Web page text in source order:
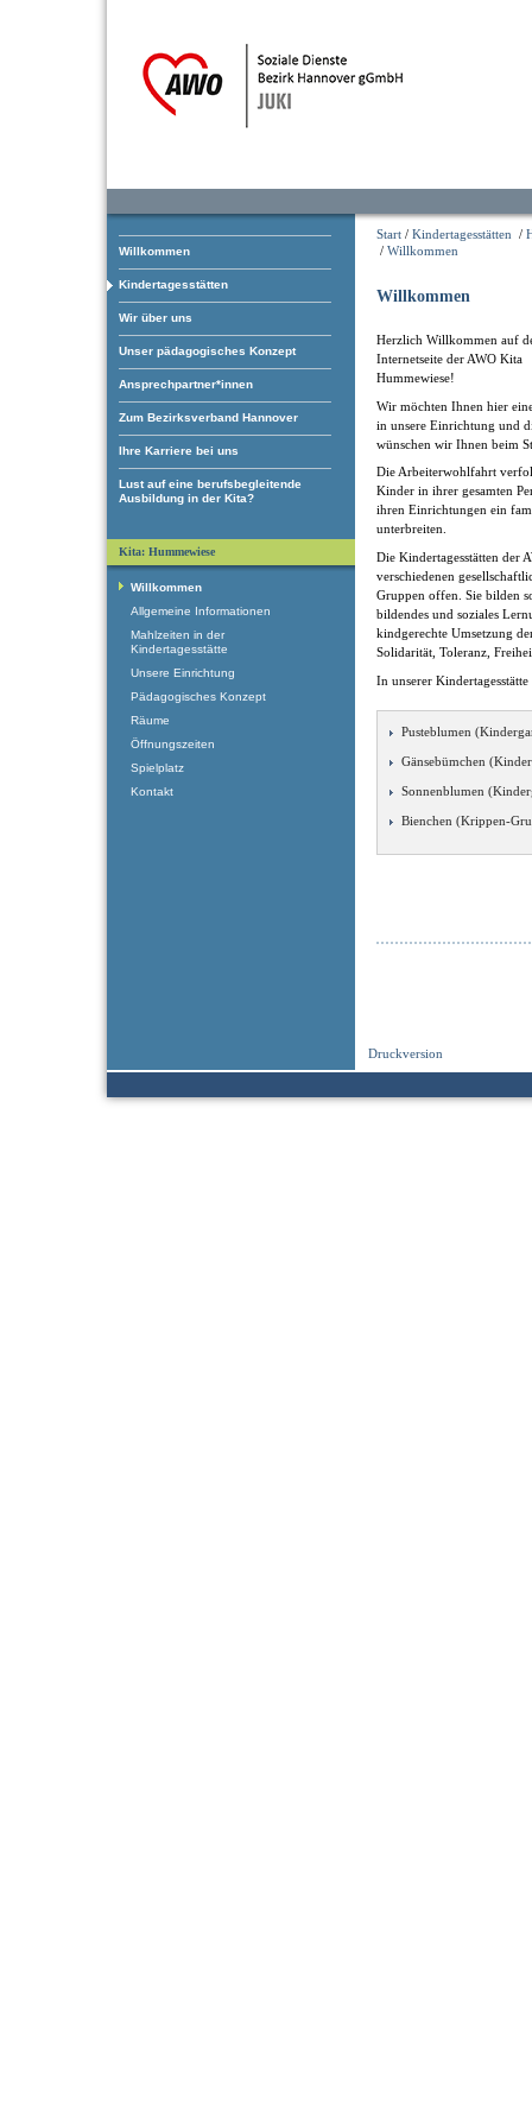
Willkommen
Kindertagesstätten
Wir über uns
Unser pädagogisches Konzept
Ansprechpartner*innen
Zum Bezirksverband Hannover
Ihre Karriere bei uns
Lust auf eine berufsbegleitende
Ausbildung in der Kita?
Start / Kindertagesstätten /
/ Willkommen
Willkommen
Herzlich Willkommen auf
Internetseite der AWO Kita
Hummewiese!
Wir möchten Ihnen hier
in unsere Einrichtung und
wünschen wir Ihnen beim
Die Arbeiterwohlfahrt
Kinder in ihrer gesamten
ihren Einrichtungen ein
unterbreiten.
Die Kindertagesstätten der
verschiedenen
Gruppen offen. Sie bilden
bildendes und soziales
kindgerechte Umsetzung
Solidarität, Toleranz,
In unserer
Pusteblumen
Gänsebümchen
Sonnenblumen
Bienchen (Krippen-
Druckversion
Kita: Hummewiese
Willkommen
Allgemeine Informationen
Mahlzeiten in der
Kindertagesstätte
Unsere Einrichtung
Pädagogisches Konzept
Räume
Öffnungszeiten
Spielplatz
Kontakt